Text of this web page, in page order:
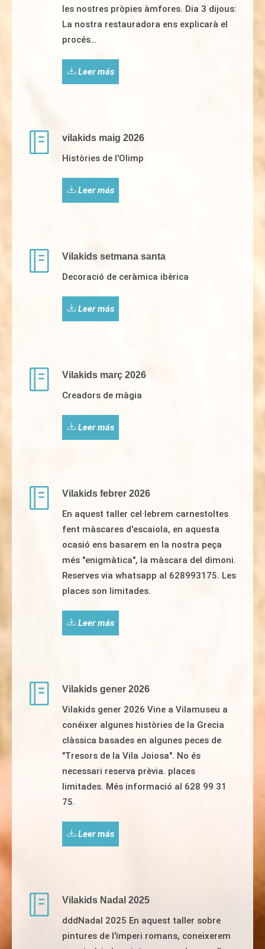
les nostres pròpies àmfores. Dia 3 dijous:
La nostra restauradora ens explicarà el
procés…
Leer más
vilakids maig 2026
Històries de l'Olimp
Leer más
Vilakids setmana santa
Decoració de ceràmica ibèrica
Leer más
Vilakids març 2026
Creadors de màgia
Leer más
Vilakids febrer 2026
En aquest taller cel·lebrem carnestoltes
fent màscares d'escaiola, en aquesta
ocasió ens basarem en la nostra peça
més "enigmàtica", la màscara del dimoni.
Reserves via whatsapp al 628993175. Les
places son limitades.
Leer más
Vilakids gener 2026
Vilakids gener 2026 Vine a Vilamuseu a
conéixer algunes històries de la Grecia
clàssica basades en algunes peces de
"Tresors de la Vila Joiosa". No és
necessari reserva prèvia. places
limitades. Més informació al 628 99 31
75.
Leer más
Vilakids Nadal 2025
dddNadal 2025 En aquest taller sobre
pintures de l'imperi romans, coneixerem